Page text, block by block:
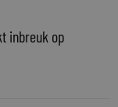
inbreuk op